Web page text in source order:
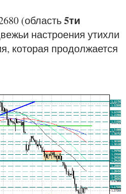
(область5ти
настроения утихли
которая продолжается